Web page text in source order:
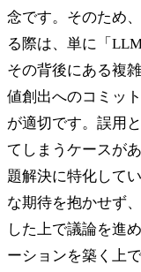
念です。そのため
る際は、単に「
その背後にある複
値創出へのコミッ
が適切です。誤用
てしまうケースが
題解決に特化して
な期待を抱かせず
した上で議論を進
ーションを築く上